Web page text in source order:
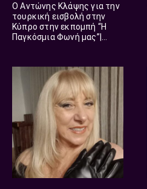
Ο Αντώνης Κλάψης για την
τουρκική εισβολή στην
Κύπρο στην εκπομπή “Η
Παγκόσμια Φωνή μας”|